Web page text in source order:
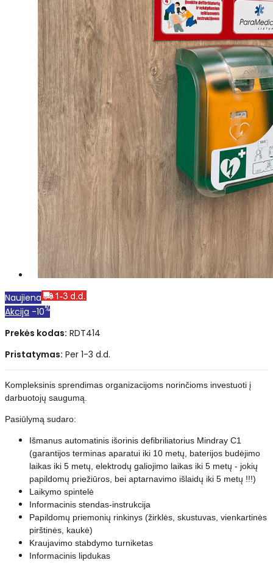
Naujiena
Akcija -10%
Prekės kodas: RDT414
Pristatymas: Per 1-3 d.d.
Kompleksinis sprendimas organizacijoms norinčioms investuoti į
darbuotojų saugumą.
Pasiūlymą sudaro:
Išmanus automatinis išorinis defibriliatorius Mindray C1
(garantijos terminas aparatui iki 10 metų, baterijos budėjimo
laikas iki 5 metų, elektrodų galiojimo laikas iki 5 metų - jokių
papildomų priežiūros, bei aptarnavimo išlaidų iki 5 metų !!!)
Laikymo spintelė
Informacinis stendas-instrukcija
Papildomų priemonių rinkinys (žirklės, skustuvas, vienkartinės
pirštinės, kaukė)
Kraujavimo stabdymo turniketas
Informacinis lipdukas